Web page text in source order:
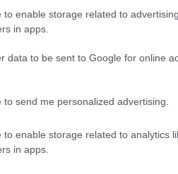
to enable storage related to
in apps.
data to be sent to Google for online
send me personalized advertising.
to enable storage related to analytics
in apps.